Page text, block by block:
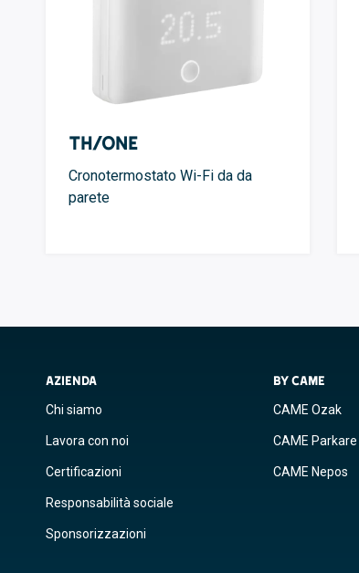
TH/ONE
Cronotermostato Wi-Fi da da
parete
AZIENDA
Chi siamo
Lavora con noi
Certificazioni
Responsabilità sociale
Sponsorizzazioni
BY CAME
CAME Ozak
CAME Parkare
CAME Nepos